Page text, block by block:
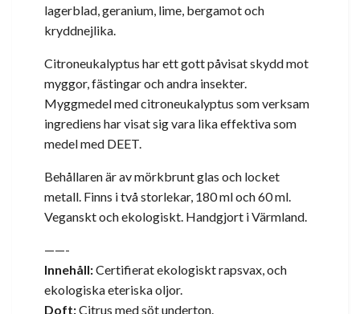
lagerblad, geranium, lime, bergamot och
kryddnejlika.
Citroneukalyptus har ett gott påvisat skydd mot
myggor, fästingar och andra insekter.
Myggmedel med citroneukalyptus som verksam
ingrediens har visat sig vara lika effektiva som
medel med DEET.
Behållaren är av mörkbrunt glas och locket
metall. Finns i två storlekar, 180 ml och 60 ml.
Veganskt och ekologiskt. Handgjort i Värmland.
——-
Innehåll:Certifierat ekologiskt rapsvax, och
ekologiska eteriska oljor.
Doft:Citrus med söt underton